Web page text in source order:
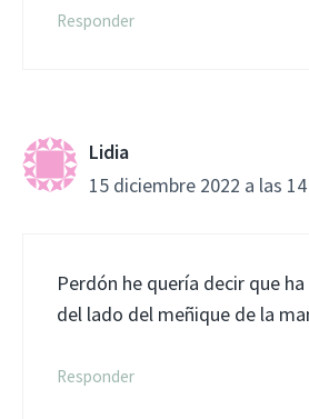
Responder
Lidia
15 diciembre 2022 a las
Perdón he quería decir que
del lado del meñique de la
Responder